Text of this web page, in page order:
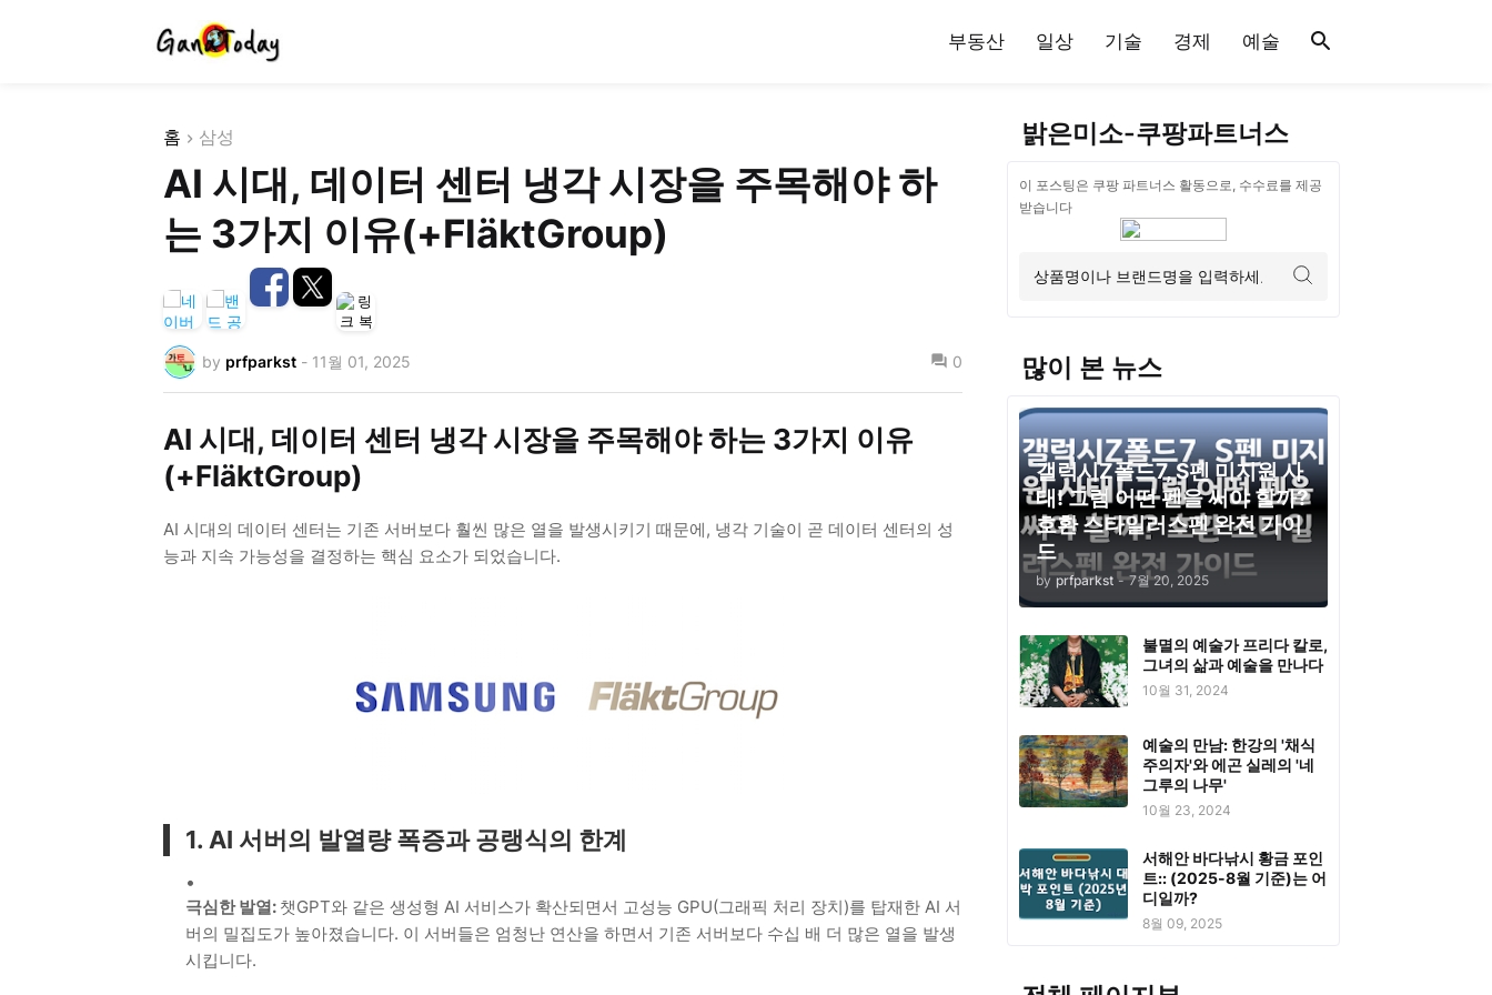
부동산 일상 기술 경제 예술
홈 삼성
AI 시대, 데이터 센터 냉각 시장을 주목해야 하
는 3가지 이유(+FläktGroup)
by prfparkst - 11월 01, 2025 0
AI 시대, 데이터 센터 냉각 시장을 주목해야 하는 3가지 이유
(+FläktGroup)
AI 시대의 데이터 센터는 기존 서버보다 훨씬 많은 열을 발생시키기 때문에, 냉각 기술이 곧 데이터 센터의 성
능과 지속 가능성을 결정하는 핵심 요소가 되었습니다.
1. AI 서버의 발열량 폭증과 공랭식의 한계
극심한 발열: 챗GPT와 같은 생성형 AI 서비스가 확산되면서 고성능 GPU(그래픽 처리 장치)를 탑재한 AI 서
버의 밀집도가 높아졌습니다. 이 서버들은 엄청난 연산을 하면서 기존 서버보다 수십 배 더 많은 열을 발생
시킵니다.
밝은미소-쿠팡파트너스
이 포스팅은 쿠팡 파트너스 활동으로, 수수료를 제공
받습니다
많이 본 뉴스
갤럭시Z폴드7, S펜 미지원 사
태! 그럼 어떤 펜을 써야 할까?
호환 스타일러스펜 완전 가이
드
by prfparkst - 7월 20, 2025
불멸의 예술가 프리다 칼로,
그녀의 삶과 예술을 만나다
10월 31, 2024
예술의 만남: 한강의 '채식
주의자'와 에곤 실레의 '네
그루의 나무'
10월 23, 2024
서해안 바다낚시 황금 포인
트:: (2025-8월 기준)는 어
디일까?
8월 09, 2025